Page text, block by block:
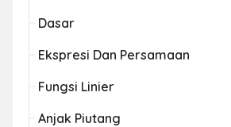
Dasar
Ekspresi Dan Persamaan
Fungsi Linier
Anjak Piutang